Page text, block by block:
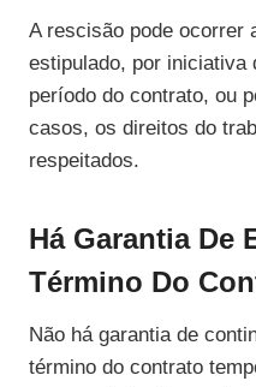
A rescisão pode ocorrer
estipulado, por iniciativa
período do contrato, ou
casos, os direitos do
respeitados.
Há Garantia De
Término Do
Não há garantia de
término do contrato